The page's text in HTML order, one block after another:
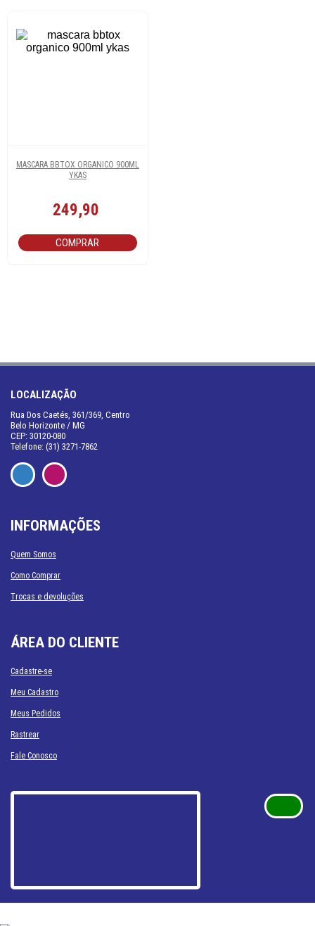
MASCARA BBTOX ORGANICO 900ML
YKAS
249,90
COMPRAR
LOCALIZAÇÃO
Rua Dos Caetés, 361/369, Centro
Belo Horizonte / MG
CEP: 30120-080
Telefone: (31) 3271-7862
INFORMAÇÕES
Quem Somos
Como Comprar
Trocas e devoluções
ÁREA DO CLIENTE
Cadastre-se
Meu Cadastro
Meus Pedidos
Rastrear
Fale Conosco